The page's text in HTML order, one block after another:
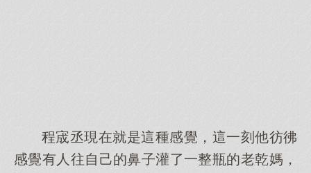
程宬丞現在就是這種感覺，這一刻他彷彿
感覺有人往自己的鼻子灌了一整瓶的老乾媽，